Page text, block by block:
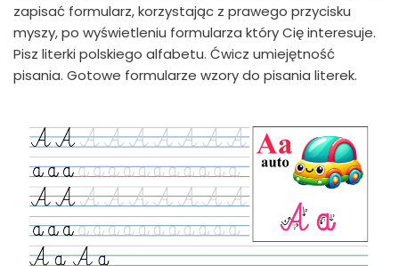
zapisać formularz, korzystając z prawego przycisku
myszy, po wyświetleniu formularza który Cię interesuje.
Pisz literki polskiego alfabetu. Ćwicz umiejętność
pisania. Gotowe formularze wzory do pisania literek.